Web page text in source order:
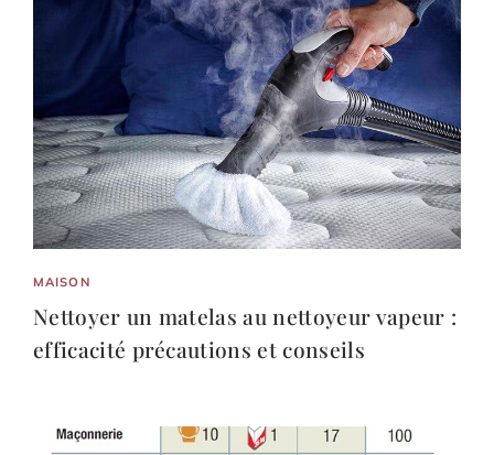
MAISON
Nettoyer un matelas au nettoyeur vapeur :
efficacité précautions et conseils